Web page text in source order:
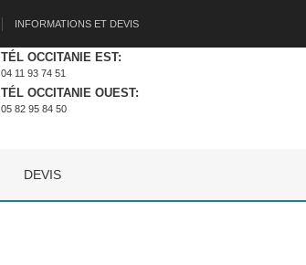
INFORMATIONS ET DEVIS
TÉL OCCITANIE EST:
04 11 93 74 51
TÉL OCCITANIE OUEST:
05 82 95 84 50
DEVIS